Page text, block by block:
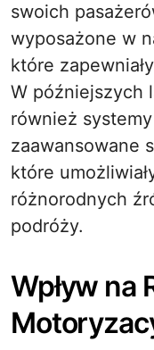
swoich
wyposażone w
które
W późniejszych
również
zaawansowane
które
różnorodnych
podróży.
Wpływ na